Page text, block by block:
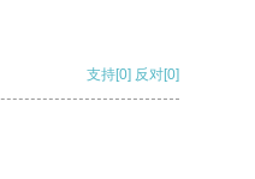
支持[0] 反对[0]